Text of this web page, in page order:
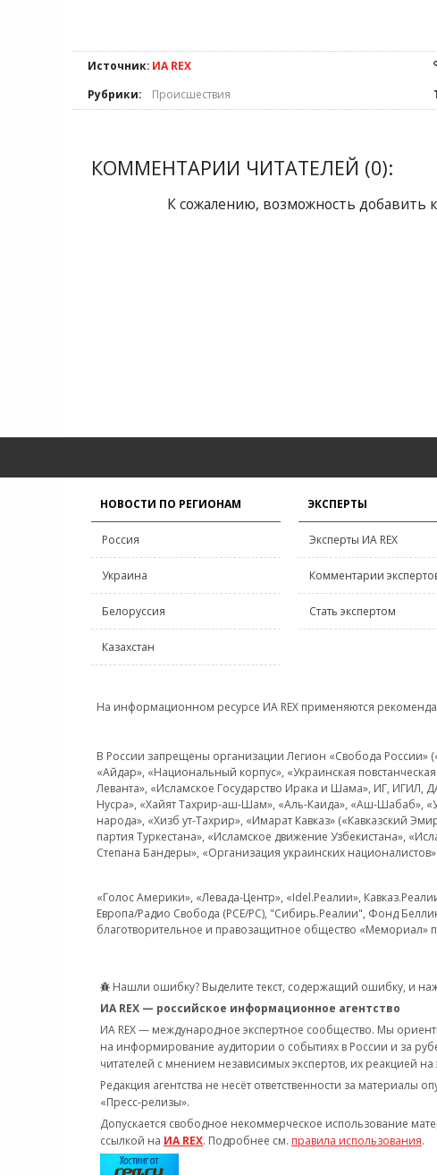
Источник: ИА REX
Рубрики:
Происшествия
КОММЕНТАРИИ ЧИТАТЕЛЕЙ (0):
К сожалению, возможность добавить
НОВОСТИ ПО РЕГИОНАМ
Россия
Украина
Белоруссия
Казахстан
ЭКСПЕРТЫ
Эксперты ИА REX
Комментарии
Стать экспертом
На информационном ресурсе ИА REX применяются
В России запрещены организации Легион «Свобода России»
«Айдар», «Национальный корпус», «Украинская
Леванта», «Исламское Государство Ирака и Шама», ИГ,
Нусра», «Хайят Тахрир-аш-Шам», «Аль-Каида», «Аш-Шабаб»,
народа», «Хизб ут-Тахрир», «Имарат Кавказ» («Кавказский
партия Туркестана», «Исламское движение Узбекистана»,
Степана Бандеры», «Организация украинских
«Голос Америки», «Левада-Центр», «Idel.Реалии»,
Европа/Радио Свобода (PCE/PC), "Сибирь.Реалии", Фонд
благотворительное и правозащитное общество «Мемориал»
Нашли ошибку? Выделите текст, содержащий ошибку, и
ИА REX — российское информационное агентство
ИА REX — международное экспертное сообщество. Мы
на информирование аудитории о событиях в России и за
читателей с мнением независимых экспертов, их реакцией на
Редакция агентства не несёт ответственности за материалы
«Пресс-релизы».
Допускается свободное некоммерческое использование
ссылкой на ИА REX. Подробнее см. правила использования.